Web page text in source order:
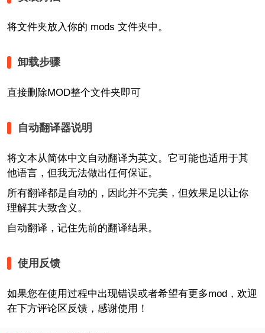
将文件夹放入你的 mods 文件夹中。
卸载步骤
直接删除MOD整个文件夹即可
自动翻译器说明
将文本从简体中文自动翻译为英文。它可能也适用于其
他语言，但我无法做出任何保证。
所有翻译都是自动的，因此并不完美，但效果足以让你
理解其大致含义。
自动翻译，记住先前的翻译结果。
使用反馈
如果您在使用过程中出现错误或者希望有更多mod，欢迎
在下方评论区反馈，感谢使用！